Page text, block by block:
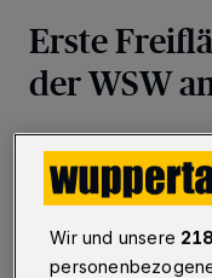
Erste
der WSW
entsteht am
Gebaut wird sie
wollen die WSW
ins Netz einspeisen.
Wir und unsere 218